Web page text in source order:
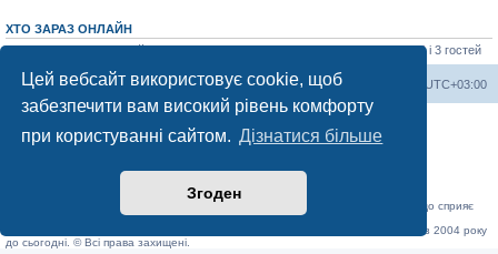
Цей вебсайт використовує cookie, щоб
забезпечити вам високий рівень комфорту
при користуванні сайтом. Дізнатися більше
Згоден
ХТО ЗАРАЗ ОНЛАЙН
Зараз переглядають цей форум:ClaudeBot [AI бот],Semrush [SEO бот]і 3 гостей
Херсонський форум UTC+03:00
Команда
Конфіденційність|Умови
«Херсонський форум» – приватний, незалежний інтерактивний веб-ресурс, що сприяє
комунікації через глобальну мережу Інтернет.
та приєднуйтесь до дружньої спільноти, яка тут спілкується з 2004 року
до сьогодні. © Всі права захищені.